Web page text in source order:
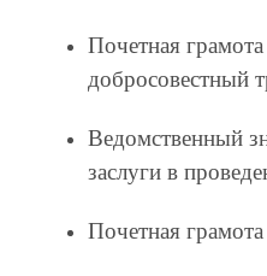
Почетная
добросовестный
Ведомственный
заслуги в
Почетная